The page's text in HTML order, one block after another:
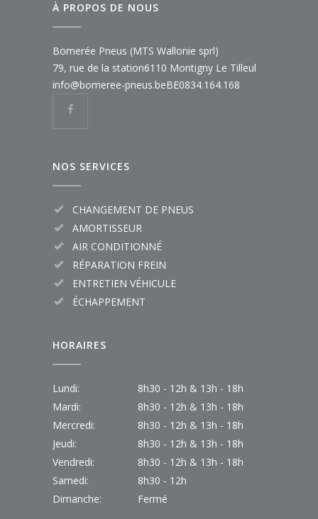
À PROPOS DE NOUS
Bomerée Pneus (MTS Wallonie sprl)
79, rue de la station6110 Montigny Le Tilleul
info@bomeree-pneus.beBE0834.164.168
NOS SERVICES
CHANGEMENT DE PNEUS
AMORTISSEUR
AIR CONDITIONNÉ
RÉPARATION FREIN
ENTRETIEN VÉHICULE
ÉCHAPPEMENT
HORAIRES
Lundi:
8h30 - 12h & 13h - 18h
Mardi:
8h30 - 12h & 13h - 18h
Mercredi:
8h30 - 12h & 13h - 18h
Jeudi:
8h30 - 12h & 13h - 18h
Vendredi:
8h30 - 12h & 13h - 18h
Samedi:
8h30 - 12h
Dimanche:
Fermé